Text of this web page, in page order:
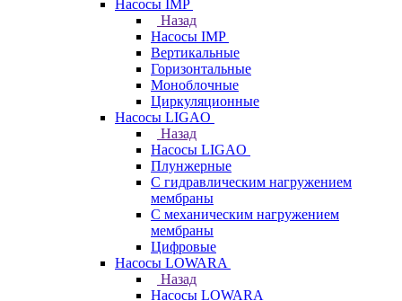
Насосы IMP
Назад
Насосы IMP
Вертикальные
Горизонтальные
Моноблочные
Циркуляционные
Насосы LIGAO
Назад
Насосы LIGAO
Плунжерные
С гидравлическим нагружением
мембраны
С механическим нагружением
мембраны
Цифровые
Насосы LOWARA
Назад
Насосы LOWARA